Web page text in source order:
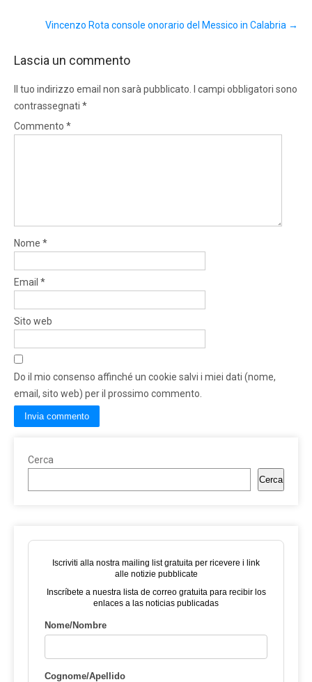
Vincenzo Rota console onorario del Messico in Calabria →
Lascia un commento
Il tuo indirizzo email non sarà pubblicato.
I campi obbligatori sono
contrassegnati *
Commento *
Nome *
Email *
Sito web
Do il mio consenso affinché un cookie salvi i miei dati (nome,
email, sito web) per il prossimo commento.
Cerca
Cerca
Iscriviti alla nostra mailing list gratuita per ricevere i link
alle notizie pubblicate
Inscríbete a nuestra lista de correo gratuita para recibir los
enlaces a las noticias publicadas
Nome/Nombre
Cognome/Apellido